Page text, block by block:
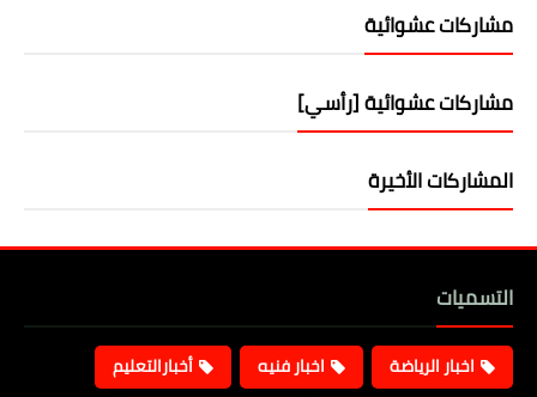
مشاركات عشوائية
مشاركات عشوائية [رأسي]
المشاركات الأخيرة
التسميات
اخبار الرياضة اخبار فنيه
أخبارالتعليم